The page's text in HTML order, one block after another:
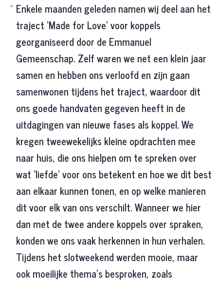
Enkele maanden geleden namen wij deel aan het
traject ‘Made for Love’ voor koppels
georganiseerd door de Emmanuel
Gemeenschap. Zelf waren we net een klein jaar
samen en hebben ons verloofd en zijn gaan
samenwonen tijdens het traject, waardoor dit
ons goede handvaten gegeven heeft in de
uitdagingen van nieuwe fases als koppel. We
kregen tweewekelijks kleine opdrachten mee
naar huis, die ons hielpen om te spreken over
wat ‘liefde’ voor ons betekent en hoe we dit best
aan elkaar kunnen tonen, en op welke manieren
dit voor elk van ons verschilt. Wanneer we hier
dan met de twee andere koppels over spraken,
konden we ons vaak herkennen in hun verhalen.
Tijdens het slotweekend werden mooie, maar
ook moeilijke thema’s besproken, zoals